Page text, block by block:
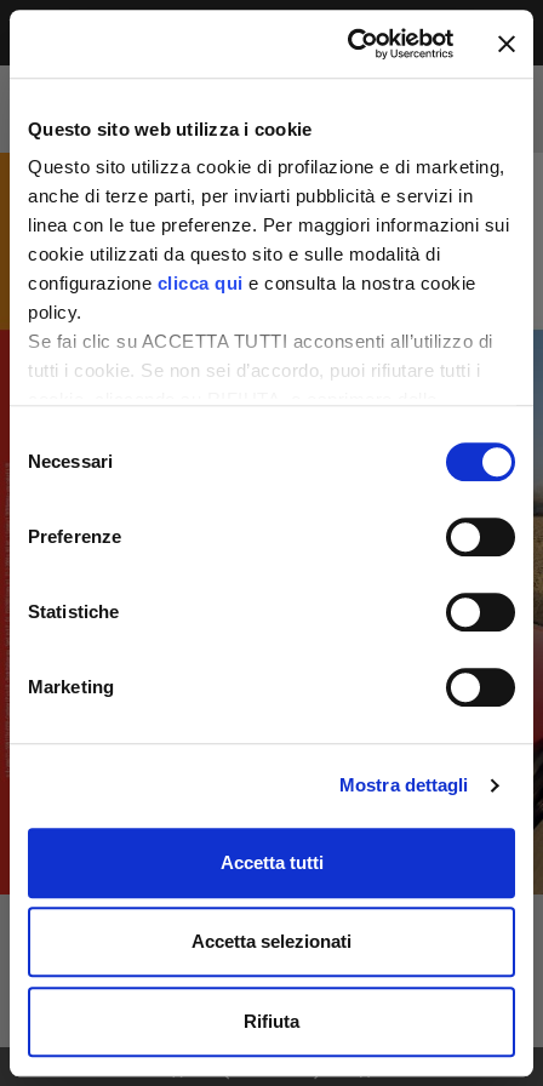
Questo sito web utilizza i cookie
Questo sito utilizza cookie di profilazione e di marketing,
anche di terze parti, per inviarti pubblicità e servizi in
linea con le tue preferenze. Per maggiori informazioni sui
cookie utilizzati da questo sito e sulle modalità di
configurazione clicca qui e consulta la nostra cookie
policy.
Se fai clic su ACCETTA TUTTI acconsenti all’utilizzo di
tutti i cookie. Se non sei d’accordo, puoi rifiutare tutti i
desideri accettare e cliccando ACCETTA SELEZIONATI.
delNecessari
Preferenze
Statistiche
Marketing
Mostra dettagli
Accetta tutti
Accetta selezionati
Rifiuta
Accesso riservato agli abbonati
Per leggere questo contenuto, devi essere
abbonato alla rivista. Se sei già abbonato,
accedi subito per continuare la lettura.
Se non sei ancora dei nostri, abbonati ora e
accedi ai tuoi contenuti!